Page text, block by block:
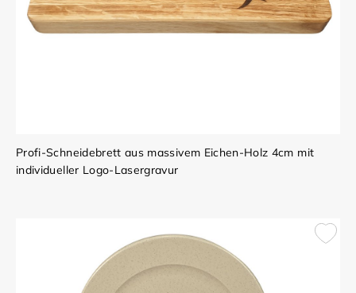
Profi-Schneidebrett aus massivem Eichen-Holz 4cm mit
individueller Logo-Lasergravur